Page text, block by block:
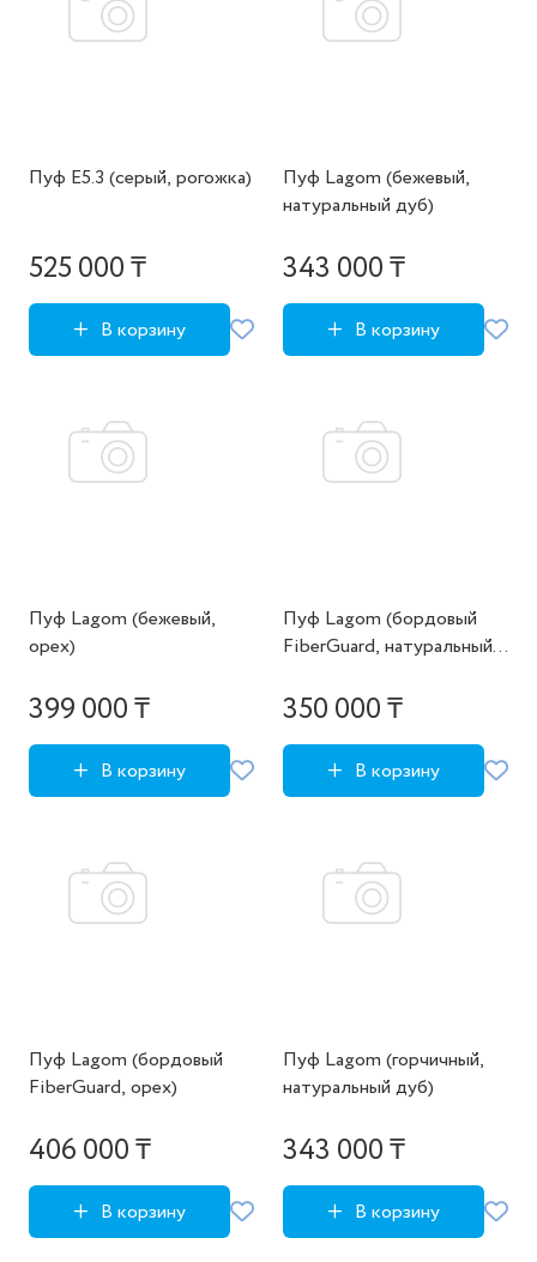
Пуф E5.3 (серый, рогожка)
525 000 ₸
В корзину
Пуф Lagom (бежевый,
натуральный дуб)
343 000 ₸
В корзину
Пуф Lagom (бежевый,
орех)
399 000 ₸
В корзину
Пуф Lagom (бордовый
FiberGuard, натуральный
350 000 ₸
В корзину
Пуф Lagom (бордовый
FiberGuard, орех)
406 000 ₸
В корзину
Пуф Lagom (горчичный,
натуральный дуб)
343 000 ₸
В корзину